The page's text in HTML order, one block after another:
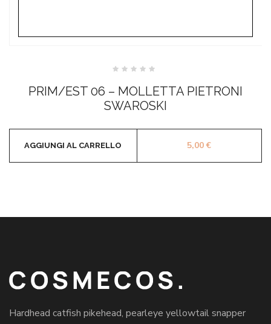
su
5
PRIM/EST 06 – MOLLETTA PIETRONI
SWAROSKI
5,00€
AGGIUNGI AL CARRELLO
Hardhead catfish pikehead, pearleye yellowtail snapper